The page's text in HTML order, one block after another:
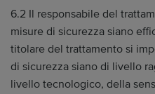
6.2 Il responsabile del
misure di sicurezza siano
titolare del trattamento si
di sicurezza siano di livello
livello tecnologico, della